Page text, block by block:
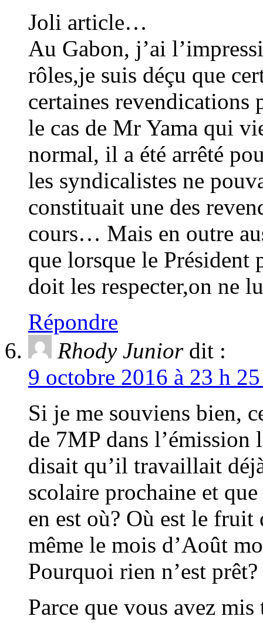
Joli article…
Au Gabon, j’ai
rôles,je suis déçu que
certaines
le cas de Mr Yama qui
normal, il a été arrêté
les syndicalistes ne
constituait une des
cours… Mais en outre
que lorsque le Président
doit les respecter,on ne
Répondre
Rhody Junior dit :
9 octobre 2016 à 23 h
Si je me souviens bien,
de 7MP dans l’émission
disait qu’il travaillait
scolaire prochaine et
en est où? Où est le fruit
même le mois d’Août
Pourquoi rien n’est prêt?
Parce que vous avez